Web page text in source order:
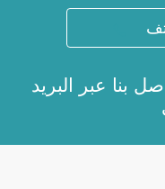
بنا عبر
البريد